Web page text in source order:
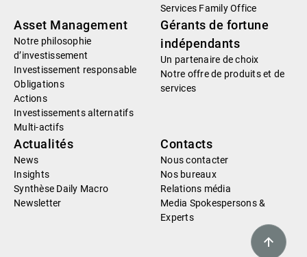
Services Family Office
Asset Management
Notre philosophie
d’investissement
Investissement responsable
Obligations
Actions
Investissements alternatifs
Multi-actifs
Gérants de fortune
indépendants
Un partenaire de choix
Notre offre de produits et de
services
Actualités
News
Insights
Synthèse Daily Macro
Newsletter
Contacts
Nous contacter
Nos bureaux
Relations média
Media Spokespersons &
Experts